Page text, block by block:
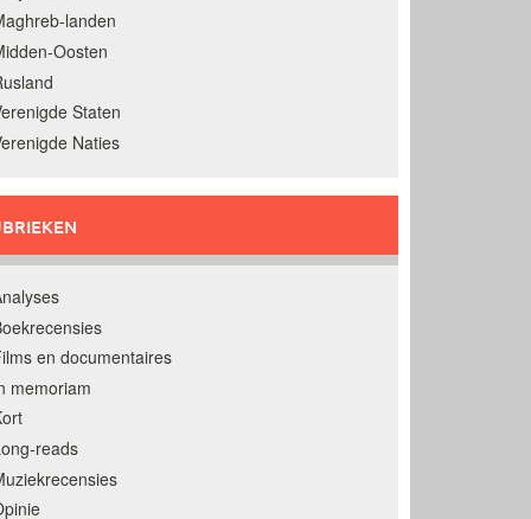
landen
Oosten
Staten
Naties
en documentaires
memoriam
reads